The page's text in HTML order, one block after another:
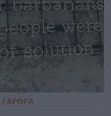
/ ΑΡΘΡΑ